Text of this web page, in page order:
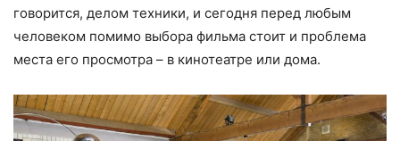
говорится, делом техники, и сегодня перед любым
человеком помимо выбора фильма стоит и проблема
места его просмотра – в кинотеатре или дома.